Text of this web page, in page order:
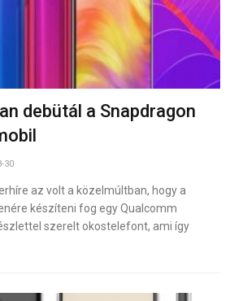
debütál a Snapdragon
30
az volt a közelmúltban, hogy a
készíteni fog egy Qualcomm
szerelt okostelefont, ami így